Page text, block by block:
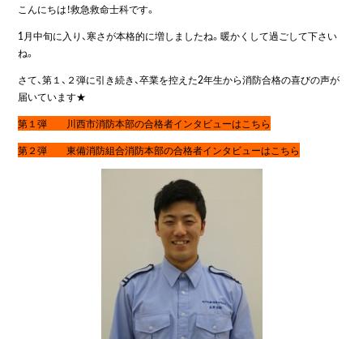
こんにちは！救急救命士科です。
1月中旬に入り、寒さが本格的に増しましたね。暖かくして過ごして下さい
ね。
さて、第１、２弾に引き続き、卒業を控えた2年生から消防合格の喜びの声が
届いています★
第１弾 川西市消防本部の合格者インタビューはこちら
第２弾 東備消防組合消防本部の合格者インタビューはこちら